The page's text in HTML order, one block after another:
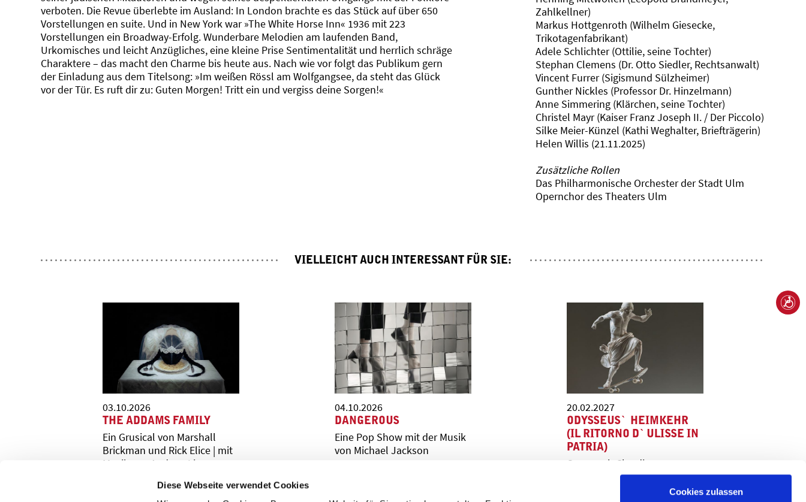
Diese Webseite verwendet Cookies
Cookies zulassen
verboten. Die Revue überlebte im Ausland: In London brachte es das Stück auf über 650
Vorstellungen en suite. Und in New York war »The White Horse Inn« 1936 mit 223
Vorstellungen ein Broadway-Erfolg. Wunderbare Melodien am laufenden Band,
Urkomisches und leicht Anzügliches, eine kleine Prise Sentimentalität und herrlich schräge
Charaktere – das macht den Charme bis heute aus. Nach wie vor folgt das Publikum gern
der Einladung aus dem Titelsong: »Im weißen Rössl am Wolfgangsee, da steht das Glück
vor der Tür. Es ruft dir zu: Guten Morgen! Tritt ein und vergiss deine Sorgen!«
Zahlkellner)
Markus Hottgenroth (Wilhelm Giesecke,
Trikotagenfabrikant)
Adele Schlichter (Ottilie, seine Tochter)
Stephan Clemens (Dr. Otto Siedler, Rechtsanwalt)
Vincent Furrer (Sigismund Sülzheimer)
Gunther Nickles (Professor Dr. Hinzelmann)
Anne Simmering (Klärchen, seine Tochter)
Christel Mayr (Kaiser Franz Joseph II. / Der Piccolo)
Silke Meier-Künzel (Kathi Weghalter, Briefträgerin)
Helen Willis (21.11.2025)
Zusätzliche Rollen
Das Philharmonische Orchester der Stadt Ulm
Opernchor des Theaters Ulm
VIELLEICHT AUCH INTERESSANT FÜR SIE:
03.10.2026
THE ADDAMS FAMILY
Ein Grusical von Marshall
Brickman und Rick Elice | mit
Musik von Andrew Lippa
04.10.2026
DANGEROUS
Eine Pop Show mit der Musik
von Michael Jackson
20.02.2027
ODYSSEUS` HEIMKEHR
(IL RITORNO D`ULISSE IN
PATRIA)
Oper nach Claudio
Monteverdi von Sebastian
Schwab | mit einem Libretto